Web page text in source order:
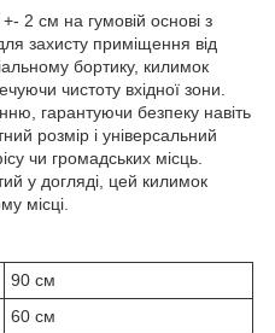
2 см на гумовій основі з
захисту приміщення від
бортику, килимок
чистоту вхідної зони.
гарантуючи безпеку навіть
розмір і універсальний
чи громадських місць.
у догляді, цей килимок
місці.
90 см
60 см